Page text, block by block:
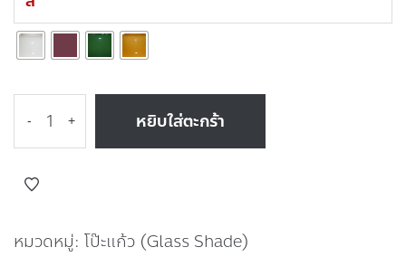
- + หยิบใส่ตะกร้า
หมวดหมู่: โป๊ะแก้ว (Glass Shade)